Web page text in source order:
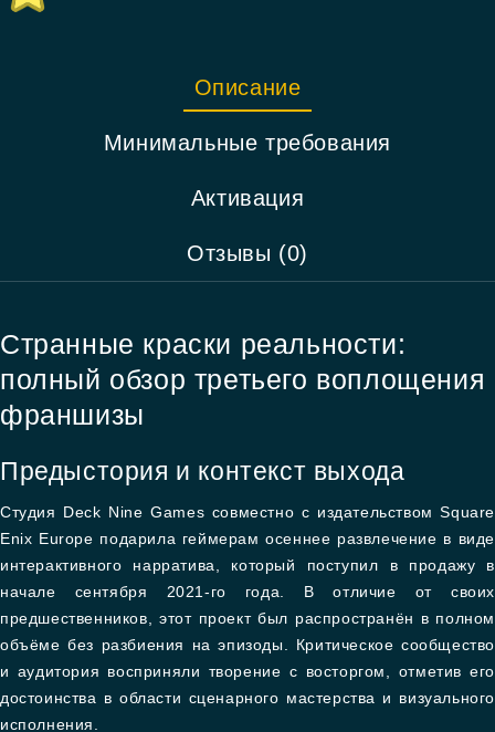
Описание
Минимальные требования
Активация
Отзывы (0)
Странные краски реальности:
полный обзор третьего воплощения
франшизы
Предыстория и контекст выхода
Студия Deck Nine Games совместно с издательством Square
Enix Europe подарила геймерам осеннее развлечение в виде
интерактивного нарратива, который поступил в продажу в
начале сентября 2021-го года. В отличие от своих
предшественников, этот проект был распространён в полном
объёме без разбиения на эпизоды. Критическое сообщество
и аудитория восприняли творение с восторгом, отметив его
достоинства в области сценарного мастерства и визуального
исполнения.